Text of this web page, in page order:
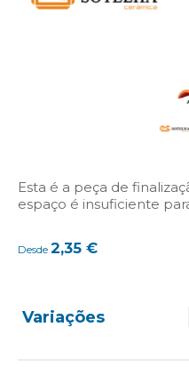
Esta é a peça de
espaço é insuficiente
Desde 2,35 €
Variações